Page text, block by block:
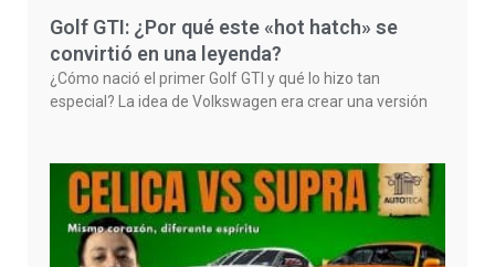
Golf GTI: ¿Por qué este «hot hatch» se
convirtió en una leyenda?
¿Cómo nació el primer Golf GTI y qué lo hizo tan
especial? La idea de Volkswagen era crear una versión